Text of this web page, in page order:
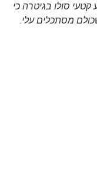
סולו בגיטרה כי
מסתכלים עלי.